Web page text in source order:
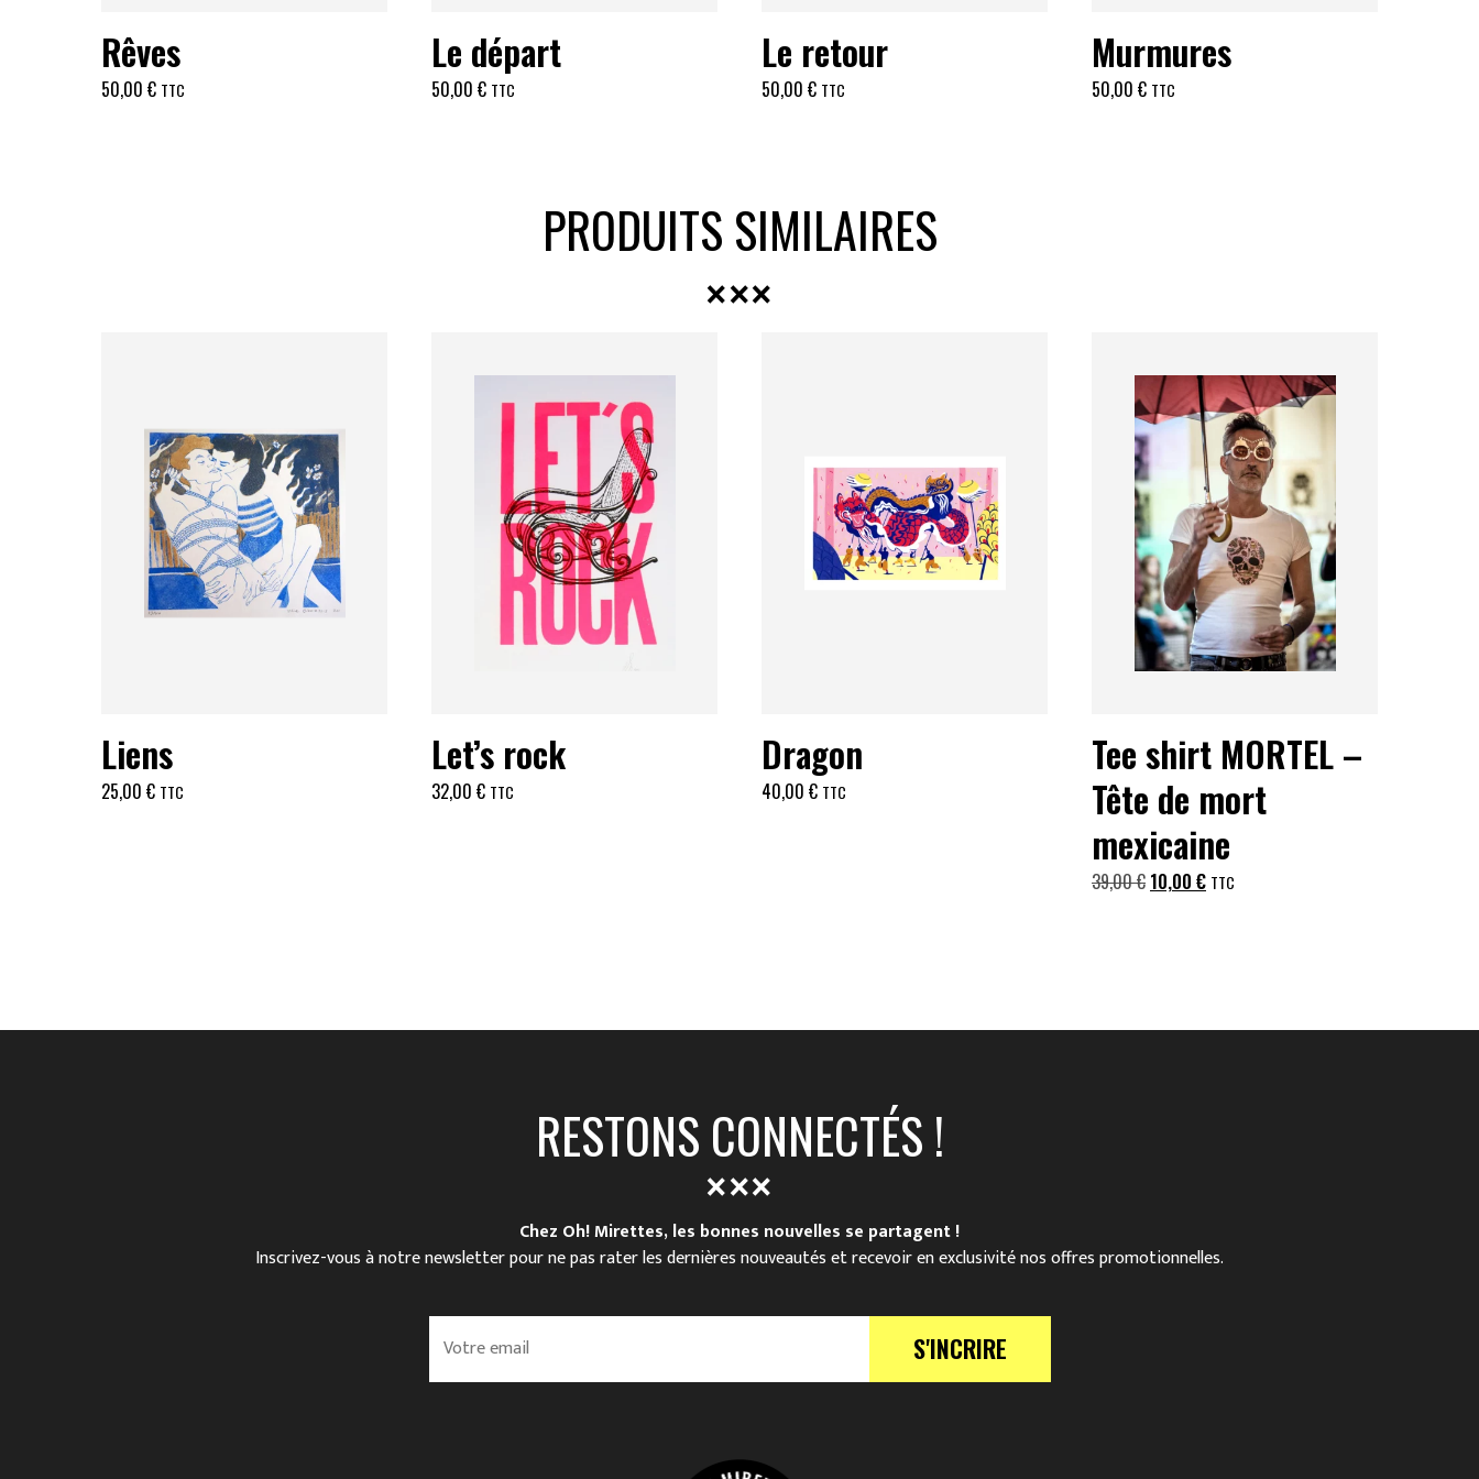
Rêves
50,00 € TTC
Le départ
50,00 € TTC
Le retour
50,00 € TTC
Murmures
50,00 € TTC
PRODUITS SIMILAIRES
Liens
25,00 € TTC
Let’s rock
32,00 € TTC
Dragon
40,00 € TTC
Tee shirt MORTEL –
Tête de mort
mexicaine
39,00€ Le
10,00 €LeTTC
RESTONS CONNECTÉS !
Chez Oh! Mirettes, les bonnes nouvelles se partagent !
Inscrivez-vous à notre newsletter pour ne pas rater les dernières nouveautés et recevoir en exclusivité nos offres promotionnelles.
V
r
S'INCRIRE